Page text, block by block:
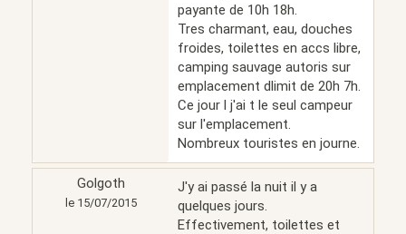
payante de 10h 18h.
Tres charmant, eau, douches
froides, toilettes en accs libre,
camping sauvage autoris sur
emplacement dlimit de 20h 7h.
Ce jour l j'ai t le seul campeur
sur l'emplacement.
Nombreux touristes en journe.
Golgoth
le 15/07/2015
J'y ai passé la nuit il y a
quelques jours.
Effectivement, toilettes et